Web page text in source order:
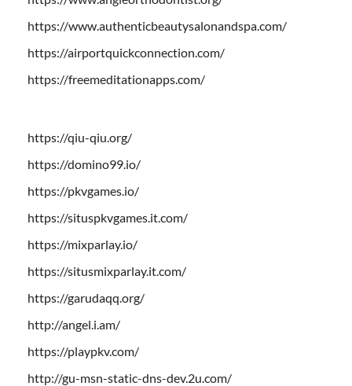
https://www.authenticbeautysalonandspa.com/
https://airportquickconnection.com/
https://freemeditationapps.com/
https://qiu-qiu.org/
https://domino99.io/
https://pkvgames.io/
https://situspkvgames.it.com/
https://mixparlay.io/
https://situsmixparlay.it.com/
https://garudaqq.org/
http://angel.i.am/
https://playpkv.com/
http://gu-msn-static-dns-dev.2u.com/